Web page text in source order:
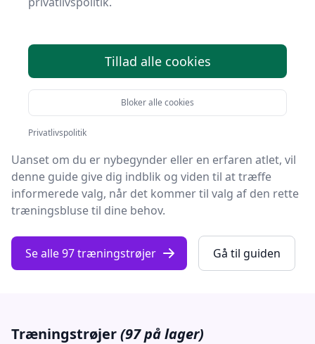
Velkommen til 'Din omfattende vejledning til alt om
træningstrøjer', hvor vi dykker ned i verdenen af
sportstøj designet til at forvandle din
træningsoplevelse.
Uanset om du er nybegynder eller en erfaren atlet, vil
denne guide give dig indblik og viden til at træffe
informerede valg, når det kommer til valg af den rette
træningsbluse til dine behov.
Se alle 97 træningstrøjer Gå til guiden
Træningstrøjer(97 på lager)
Tillad alle cookies
Bloker alle cookies
Privatlivspolitik